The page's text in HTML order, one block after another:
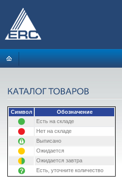
Символ
Обозначение
Есть на складе
Нет на складе
Выписано
Ожидается
Ожидается завтра
Есть, уточните количество